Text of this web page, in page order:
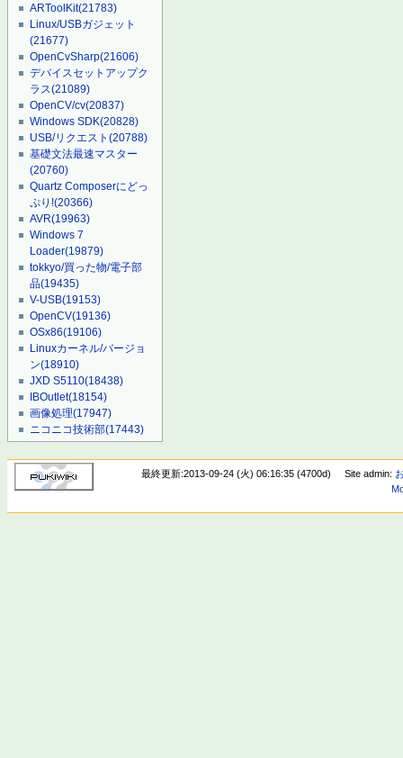
ARToolKit(21783)
Linux/USBガジェット
(21677)
OpenCvSharp(21606)
デバイスセットアップク
ラス(21089)
OpenCV/cv(20837)
Windows SDK(20828)
USB/リクエスト(20788)
基礎文法最速マスター
(20760)
Quartz Composerにどっ
ぷり!(20366)
AVR(19963)
Windows 7
Loader(19879)
tokkyo/買った物/電子部
品(19435)
V-USB(19153)
OpenCV(19136)
OSx86(19106)
Linuxカーネル/バージョ
ン(18910)
JXD S5110(18438)
IBOutlet(18154)
画像処理(17947)
ニコニコ技術部(17443)
最終更新:2013-09-24 (火) 06:16:35 (4700d) Site admin: